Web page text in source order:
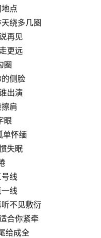
点
绕多几圈
再见
更远
圈
侧脸
出演
肩
眼
单怀缅
失眠
线
线
不见敷衍
合你紧牵
给成全